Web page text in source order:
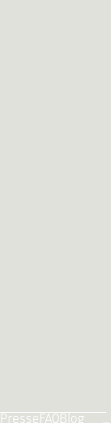
Presse FAQ Blog